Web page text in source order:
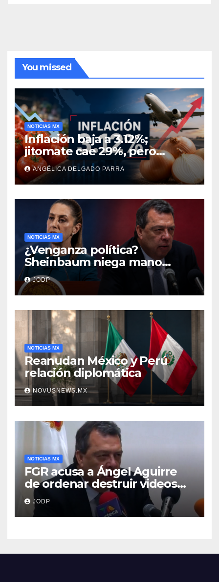
You missed
NOTICIAS MX
Inflación baja a 3.12%;
jitomate cae 29%, pero
cebolla y vuelos se
encarecen
ANGÉLICA DELGADO PARRA
NOTICIAS MX
¿Venganza política?
Sheinbaum niega mano
negra en captura de Ángel
Aguirre
JODP
NOTICIAS MX
Reanudan México y Perú
relación diplomática
NOVUSNEWS.MX
NOTICIAS MX
FGR acusa a Ángel Aguirre
de ordenar destruir videos
clave del caso Ayotzinapa
JODP